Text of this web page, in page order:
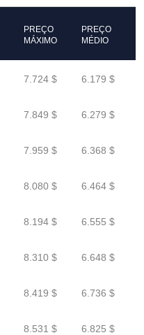
PREÇO
MÁXIMO
PREÇO
MÉDIO
7.724 $ 6.179 $
7.849 $ 6.279 $
7.959 $ 6.368 $
8.080 $ 6.464 $
8.194 $ 6.555 $
8.310 $ 6.648 $
8.419 $ 6.736 $
8.531 $ 6.825 $